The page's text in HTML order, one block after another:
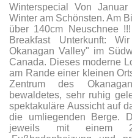
Winterspecial Von
Winter am Schönsten. Am
über 140cm Neuschnee
Breakfast Unterkunft:
Okanagan Valley" im
Canada. Dieses moderne
am Rande einer kleinen
Zentrum des
bewaldetes, sehr ruhig
spektakuläre Aussicht auf
die umliegenden Berge.
jeweils mit einem